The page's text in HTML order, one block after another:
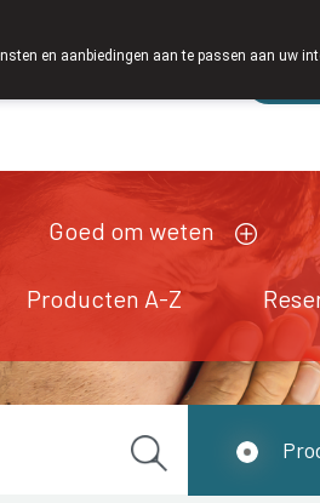
Goed om weten
Producten A-Z
en aanbiedingen aan te passen aan uw